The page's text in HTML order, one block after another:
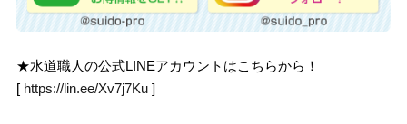
★水道職人の公式LINEアカウントはこちらから！
[ https://lin.ee/Xv7j7Ku ]